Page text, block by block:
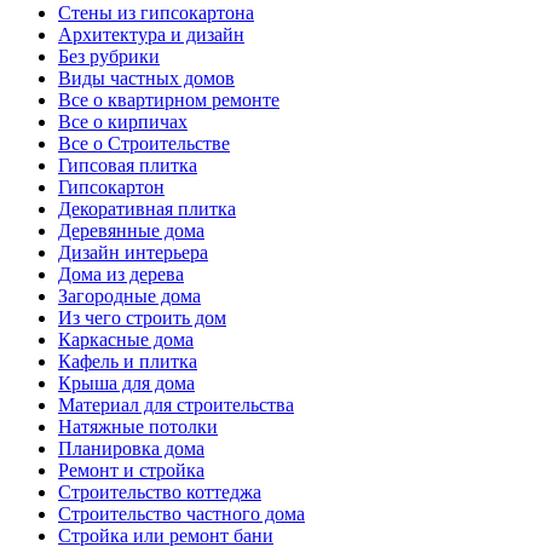
Cтены из гипсокартона
Архитектура и дизайн
Без рубрики
Виды частных домов
Все о квартирном ремонте
Все о кирпичах
Все о Строительстве
Гипсовая плитка
Гипсокартон
Декоративная плитка
Деревянные дома
Дизайн интерьера
Дома из дерева
Загородные дома
Из чего строить дом
Каркасные дома
Кафель и плитка
Крыша для дома
Материал для строительства
Натяжные потолки
Планировка дома
Ремонт и стройка
Строительство коттеджа
Строительство частного дома
Стройка или ремонт бани